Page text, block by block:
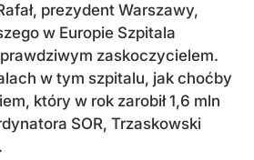
prezydent Warszawy,
w Europie Szpitala
zaskoczycielem.
w tym szpitalu, jak choćby
który w rok zarobił 1,6 mln
SOR, Trzaskowski